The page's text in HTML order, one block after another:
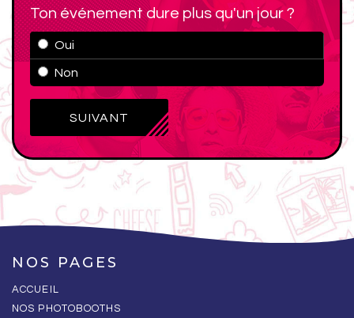
Ton événement dure plus qu'un jour ?
Oui
Non
NOS PAGES
ACCUEIL
NOS PHOTOBOOTHS